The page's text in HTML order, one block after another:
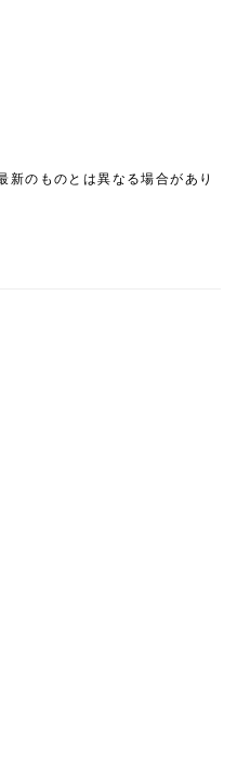
のものとは異なる場合があり